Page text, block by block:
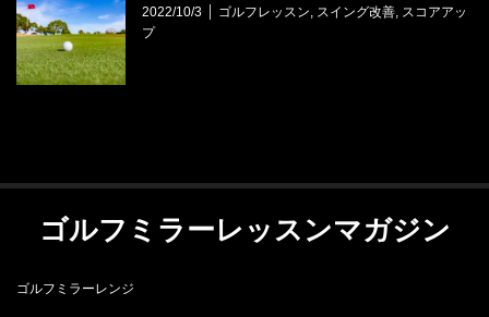
2022/10/3 ゴルフレッスン, スイング改善, スコアアッ
プ
ゴルフミラーレッスンマガジン
ゴルフミラーレンジ